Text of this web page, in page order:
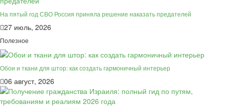
На пятый год СВО Россия приняла решение наказать предателей
27 июль, 2026
Полезное
Обои и ткани для штор: как создать гармоничный интерьер
06 август, 2026